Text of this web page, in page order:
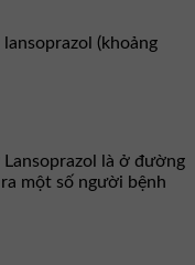
(khoảng
là ở đường
một số người bệnh